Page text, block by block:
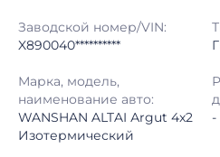
Тип аукциона:
Шаг торгов:
Кол-во ставок:
Заводской номер/VIN:
X890040**********
Марка, модель,
наименование авто:
WANSHAN ALTAI Аrgut 4x2
Изотермический
-